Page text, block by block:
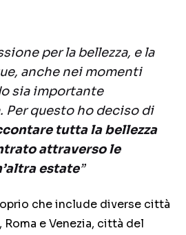
per la bellezza, e la
anche nei momenti
sia importante
Per questo ho deciso di
tutta la bellezza
attraverso le
estate”
che include diverse città
e Venezia, città del